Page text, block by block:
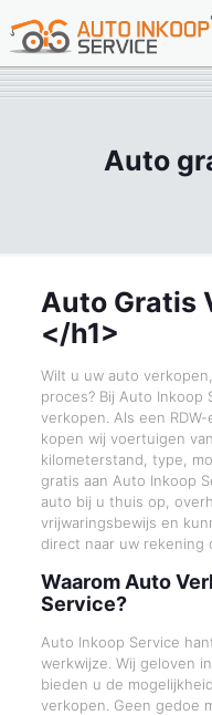
Auto
Auto Gratis
</h1>
Wilt u uw auto
proces? Bij Auto Inkoop
verkopen. Als een
kopen wij voertuigen
kilometerstand, type,
gratis aan Auto Inkoop
auto bij u thuis op,
vrijwaringsbewijs en
direct naar uw rekening
Waarom Auto
Service?
Auto Inkoop Service
werkwijze. Wij geloven
bieden u de
verkopen. Geen gedoe